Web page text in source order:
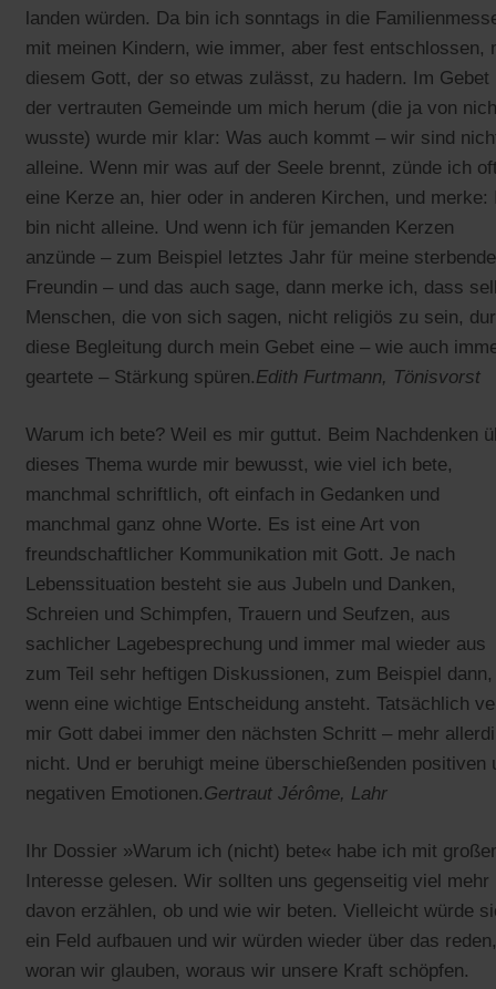
landen würden. Da bin ich sonntags in die
mit meinen Kindern, wie immer, aber fest entschlossen,
diesem Gott, der so etwas zulässt, zu hadern. Im Gebet
der vertrauten Gemeinde um mich herum (die ja von
wusste) wurde mir klar: Was auch kommt – wir sind
alleine. Wenn mir was auf der Seele brennt, zünde ich
eine Kerze an, hier oder in anderen Kirchen, und merke:
bin nicht alleine. Und wenn ich für jemanden Kerzen
anzünde – zum Beispiel letztes Jahr für meine sterbende
Freundin – und das auch sage, dann merke ich, dass
Menschen, die von sich sagen, nicht religiös zu sein,
diese Begleitung durch mein Gebet eine – wie auch
geartete – Stärkung spüren.Edith Furtmann, Tönisvorst
Warum ich bete? Weil es mir guttut. Beim Nachdenken
dieses Thema wurde mir bewusst, wie viel ich bete,
manchmal schriftlich, oft einfach in Gedanken und
manchmal ganz ohne Worte. Es ist eine Art von
freundschaftlicher Kommunikation mit Gott. Je nach
Lebenssituation besteht sie aus Jubeln und Danken,
Schreien und Schimpfen, Trauern und Seufzen, aus
sachlicher Lagebesprechung und immer mal wieder aus
zum Teil sehr heftigen Diskussionen, zum Beispiel dann,
wenn eine wichtige Entscheidung ansteht. Tatsächlich
mir Gott dabei immer den nächsten Schritt – mehr
nicht. Und er beruhigt meine überschießenden positiven
negativen Emotionen.Gertraut Jérôme, Lahr
Ihr Dossier »Warum ich (nicht) bete« habe ich mit
Interesse gelesen. Wir sollten uns gegenseitig viel mehr
davon erzählen, ob und wie wir beten. Vielleicht würde
ein Feld aufbauen und wir würden wieder über das reden,
woran wir glauben, woraus wir unsere Kraft schöpfen.